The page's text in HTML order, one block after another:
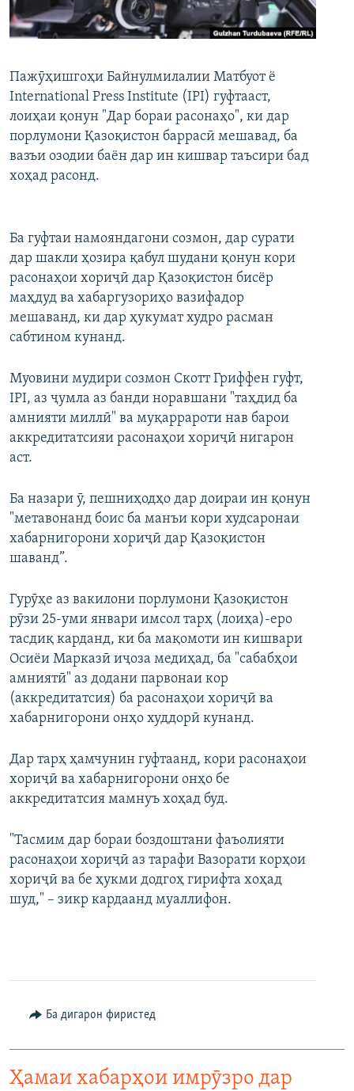
ГУЗОРИШҲОИ РАДИОӢ
Русский
ПАЙГИРӢ КУНЕД
Ҳамаи сомонаҳои RFE/RL
Пажӯҳишгоҳи Байнулмилалии Матбуот ё
International Press Institute (IPI) гуфтааст,
лоиҳаи қонун "Дар бораи расонаҳо", ки дар
порлумони Қазоқистон баррасӣ мешавад, ба
вазъи озодии баён дар ин кишвар таъсири бад
хоҳад расонд.
Ба гуфтаи намояндагони созмон, дар сурати
дар шакли ҳозира қабул шудани қонун кори
расонаҳои хориҷӣ дар Қазоқистон бисёр
маҳдуд ва хабаргузориҳо вазифадор
мешаванд, ки дар ҳукумат худро расман
сабтином кунанд.
Муовини мудири созмон Скотт Гриффен гуфт,
IPI, аз ҷумла аз банди норавшани "таҳдид ба
амнияти миллӣ" ва муқаррароти нав барои
аккредитатсияи расонаҳои хориҷӣ нигарон
аст.
Ба назари ӯ, пешниҳодҳо дар доираи ин қонун
"метавонанд боис ба манъи кори худсаронаи
хабарнигорони хориҷӣ дар Қазоқистон
шаванд”.
Гурӯҳе аз вакилони порлумони Қазоқистон
рӯзи 25-уми январи имсол тарҳ (лоиҳа)-еро
тасдиқ карданд, ки ба мақомоти ин кишвари
Осиёи Марказӣ иҷоза медиҳад, ба "сабабҳои
амниятӣ" аз додани парвонаи кор
(аккредитатсия) ба расонаҳои хориҷӣ ва
хабарнигорони онҳо худдорӣ кунанд.
Дар тарҳ ҳамчунин гуфтаанд, кори расонаҳои
хориҷӣ ва хабарнигорони онҳо бе
аккредитатсия мамнуъ хоҳад буд.
"Тасмим дар бораи боздоштани фаъолияти
расонаҳои хориҷӣ аз тарафи Вазорати корҳои
хориҷӣ ва бе ҳукми додгоҳ гирифта хоҳад
шуд," – зикр кардаанд муаллифон.
Ба дигарон фиристед
Ҳамаи хабарҳои имрӯзро дар